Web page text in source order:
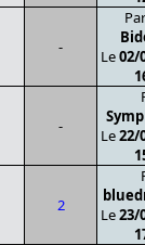
-
Le02/
-
Le22/
2
Le23/